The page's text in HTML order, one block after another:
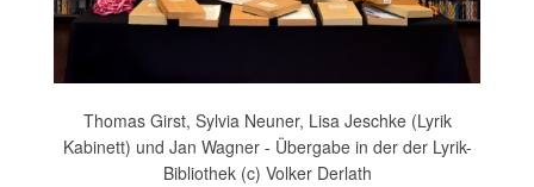
Thomas Girst, Sylvia Neuner, Lisa Jeschke (Lyrik
Kabinett) und Jan Wagner - Übergabe in der der Lyrik-
Bibliothek (c) Volker Derlath